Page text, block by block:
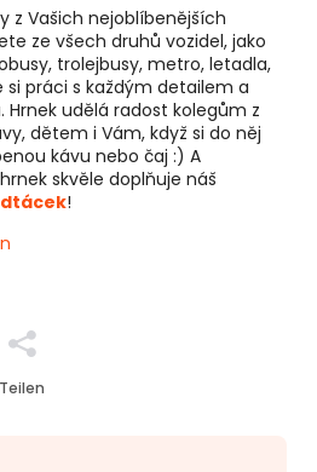
z Vašich nejoblíbenějších
ze všech druhů vozidel, jako
trolejbusy, metro, letadla,
si práci s každým detailem a
Hrnek udělá radost kolegům z
dětem i Vám, když si do něj
kávu nebo čaj :) A
skvěle doplňuje náš
!
Teilen